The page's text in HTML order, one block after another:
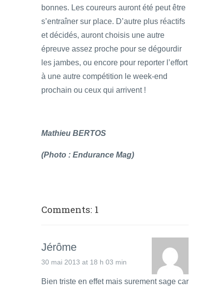
bonnes. Les coureurs auront été peut être
s’entraîner sur place. D’autre plus réactifs
et décidés, auront choisis une autre
épreuve assez proche pour se dégourdir
les jambes, ou encore pour reporter l’effort
à une autre compétition le week-end
prochain ou ceux qui arrivent !
Mathieu BERTOS
(Photo : Endurance Mag)
Comments: 1
Jérôme
30 mai 2013 at 18 h 03 min
Bien triste en effet mais surement sage car